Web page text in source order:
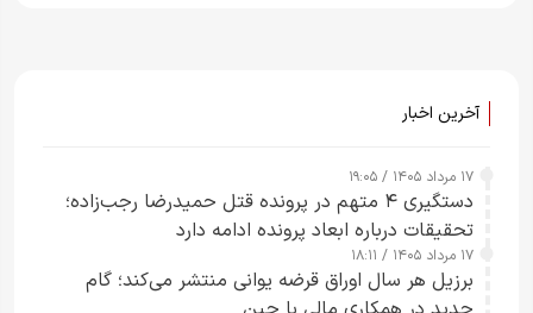
آخرین اخبار
۱۷ مرداد ۱۴۰۵ / ۱۹:۰۵
دستگیری ۴ متهم در پرونده قتل حمیدرضا رجب‌زاده؛
تحقیقات درباره ابعاد پرونده ادامه دارد
۱۷ مرداد ۱۴۰۵ / ۱۸:۱۱
برزیل هر سال اوراق قرضه یوانی منتشر می‌کند؛ گام